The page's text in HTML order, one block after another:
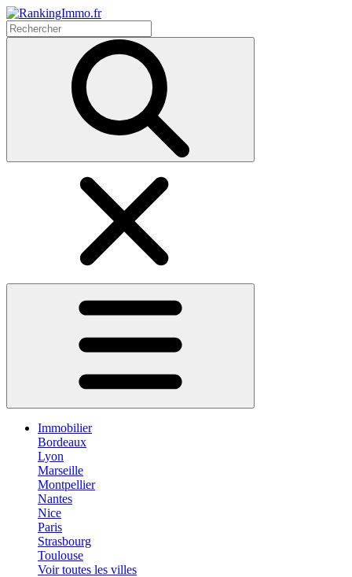
Immobilier
Bordeaux
Lyon
Marseille
Montpellier
Nantes
Nice
Paris
Strasbourg
Toulouse
Voir toutes les villes